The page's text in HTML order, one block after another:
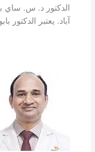
الدكتور د. س. ساي
آباد. يعتبر